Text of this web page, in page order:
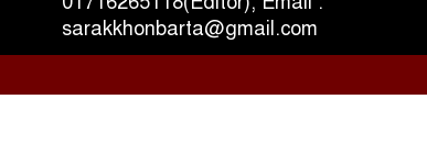
sarakkhonbarta@gmail.com